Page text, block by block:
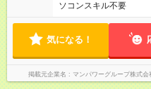
ソコンスキル不要
気になる！
掲載元企業名 マンパワーグループ株式